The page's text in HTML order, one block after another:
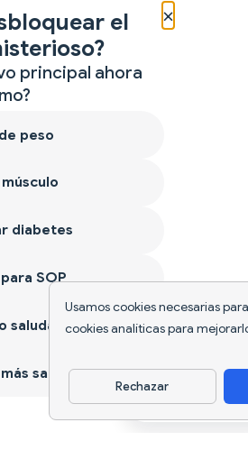
Usamos cookies necesarias
cookies analíticas para
Rechazar
Descargar
×
el
principal ahora
peso
diabetes
SOP
saludable
sano